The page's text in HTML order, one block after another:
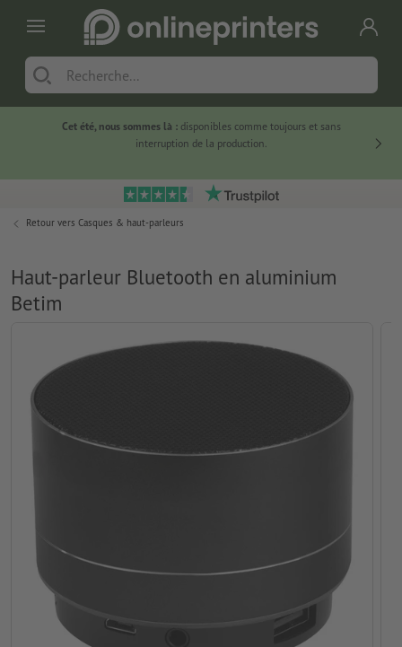
Cet été, nous sommes là :disponibles comme toujours et sans
interruption de la production.
Retour vers Casques & haut-parleurs
Haut-parleur Bluetooth en aluminium
Betim